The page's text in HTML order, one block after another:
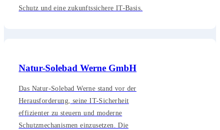
Schutz und eine zukunftssichere IT-Basis.
Natur-Solebad Werne GmbH
Das Natur-Solebad Werne stand vor der
Herausforderung, seine IT-Sicherheit
effizienter zu steuern und moderne
Schutzmechanismen einzusetzen. Die